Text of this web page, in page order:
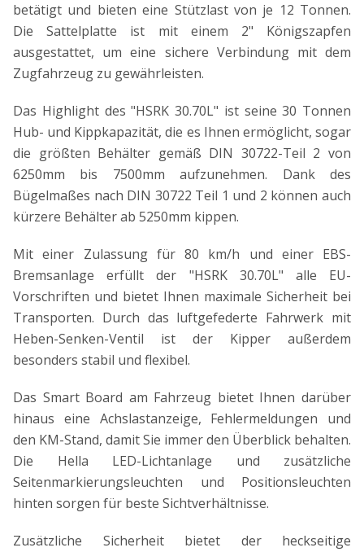
betätigt und bieten eine Stützlast von je 12 Tonnen.
Die Sattelplatte ist mit einem 2" Königszapfen
ausgestattet, um eine sichere Verbindung mit dem
Zugfahrzeug zu gewährleisten.
Das Highlight des "HSRK 30.70L" ist seine 30 Tonnen
Hub- und Kippkapazität, die es Ihnen ermöglicht, sogar
die größten Behälter gemäß DIN 30722-Teil 2 von
6250mm bis 7500mm aufzunehmen. Dank des
Bügelmaßes nach DIN 30722 Teil 1 und 2 können auch
kürzere Behälter ab 5250mm kippen.
Mit einer Zulassung für 80 km/h und einer EBS-
Bremsanlage erfüllt der "HSRK 30.70L" alle EU-
Vorschriften und bietet Ihnen maximale Sicherheit bei
Transporten. Durch das luftgefederte Fahrwerk mit
Heben-Senken-Ventil ist der Kipper außerdem
besonders stabil und flexibel.
Das Smart Board am Fahrzeug bietet Ihnen darüber
hinaus eine Achslastanzeige, Fehlermeldungen und
den KM-Stand, damit Sie immer den Überblick behalten.
Die Hella LED-Lichtanlage und zusätzliche
Seitenmarkierungsleuchten und Positionsleuchten
hinten sorgen für beste Sichtverhältnisse.
Zusätzliche Sicherheit bietet der heckseitige